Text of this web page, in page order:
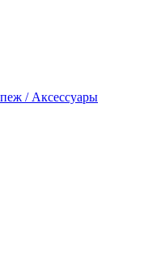
/ Аксессуары